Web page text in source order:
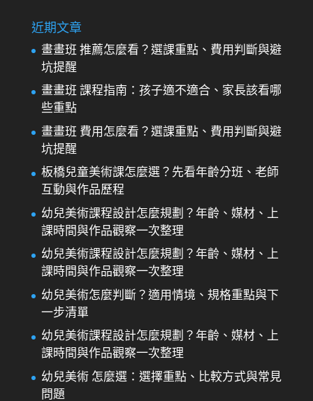
近期文章
畫畫班 推薦怎麼看？選課重點、費用判斷與避
坑提醒
畫畫班 課程指南：孩子適不適合、家長該看哪
些重點
畫畫班 費用怎麼看？選課重點、費用判斷與避
坑提醒
板橋兒童美術課怎麼選？先看年齡分班、老師
互動與作品歷程
幼兒美術課程設計怎麼規劃？年齡、媒材、上
課時間與作品觀察一次整理
幼兒美術課程設計怎麼規劃？年齡、媒材、上
課時間與作品觀察一次整理
幼兒美術怎麼判斷？適用情境、規格重點與下
一步清單
幼兒美術課程設計怎麼規劃？年齡、媒材、上
課時間與作品觀察一次整理
幼兒美術 怎麼選：選擇重點、比較方式與常見
問題